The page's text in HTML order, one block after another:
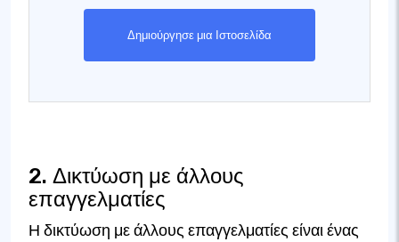
Δημιούργησε μια Ιστοσελίδα
2. Δικτύωση με άλλους
επαγγελματίες
Η δικτύωση με άλλους επαγγελματίες είναι ένας